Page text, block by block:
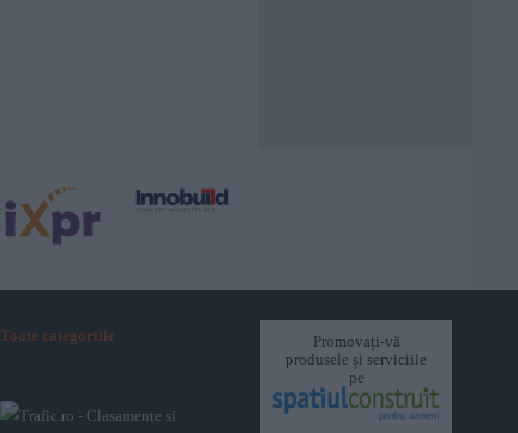
Toate categoriile
Promovați-vă
produsele și serviciile
pe